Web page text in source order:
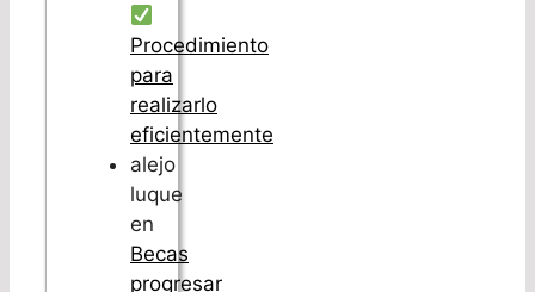
Procedimiento
para
realizarlo
eficientemente
alejo
luque
en
Becas
progresar